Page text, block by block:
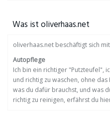
Was ist oliverhaas.net
oliverhaas.net beschäftigt sich
Autopflege
Ich bin ein richtiger "Putzteufel",
und richtig zu waschen, ohne
was du dafür brauchst, und was
richtig zu reinigen, erfährst du